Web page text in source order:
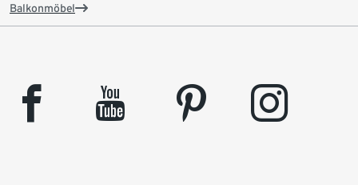
Balkonmöbel
facebook youtube pinterest instagram